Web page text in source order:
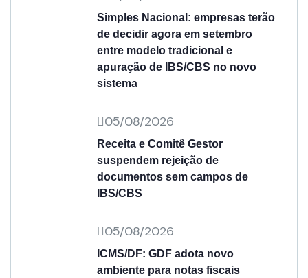
Simples Nacional: empresas terão
de decidir agora em setembro
entre modelo tradicional e
apuração de IBS/CBS no novo
sistema
05/08/2026
Receita e Comitê Gestor
suspendem rejeição de
documentos sem campos de
IBS/CBS
05/08/2026
ICMS/DF: GDF adota novo
ambiente para notas fiscais